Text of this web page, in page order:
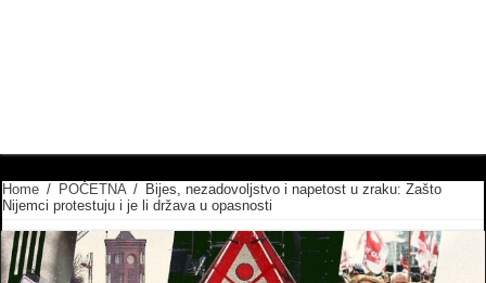
Home / POČETNA / Bijes, nezadovoljstvo i napetost u zraku: Zašto
Nijemci protestuju i je li država u opasnosti